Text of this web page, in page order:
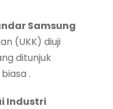
Samsung
(UKK) diuji
ditunjuk
.
Industri